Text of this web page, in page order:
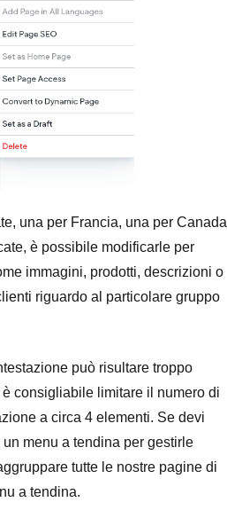
una per Francia, una per Canada
è possibile modificarle per
immagini, prodotti, descrizioni o
riguardo al particolare gruppo
può risultare troppo
consigliabile limitare il numero di
a circa 4 elementi. Se devi
menu a tendina per gestirle
tutte le nostre pagine di
a tendina.